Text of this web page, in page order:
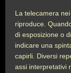
La telecamera
riproduce.
di esposizione o
indicare una
capirli. Diversi
assi interpretativi